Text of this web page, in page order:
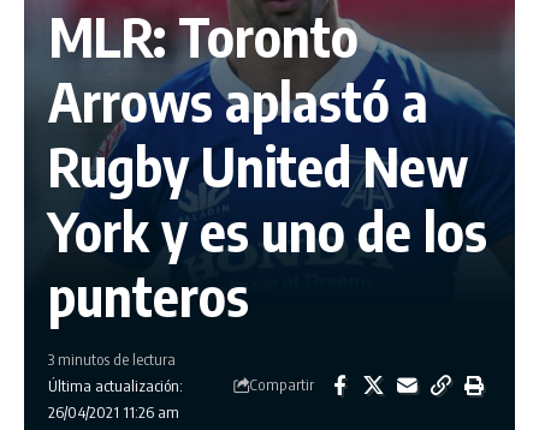
MLR: Toronto
Arrows aplastó a
Rugby United New
York y es uno de los
punteros
Última actualización:
26/04/2021 11:26 am
3 minutos de lectura
Compartir